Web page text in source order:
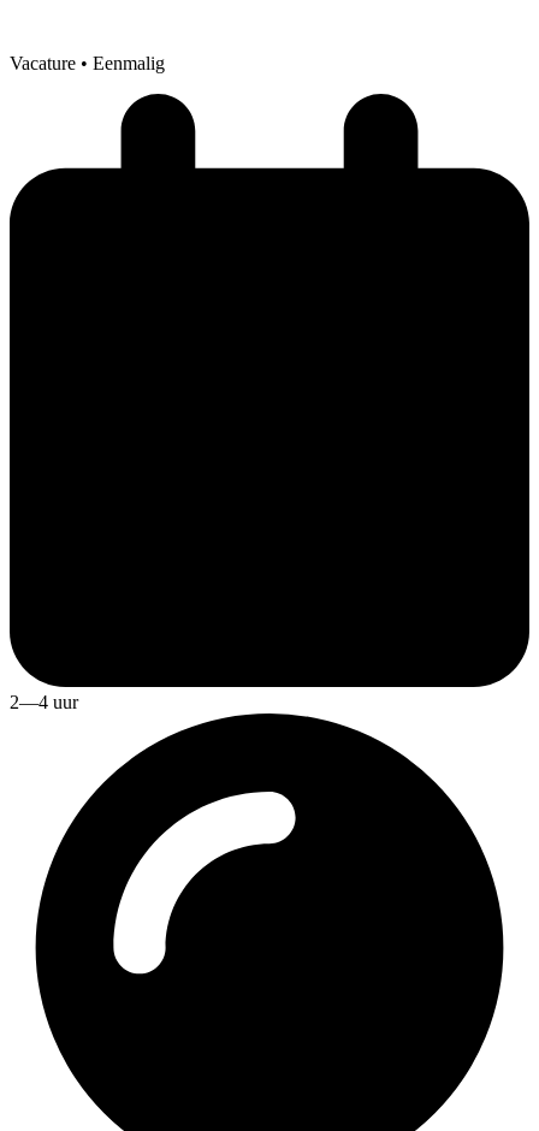
Vacature • Eenmalig
2—4 uur